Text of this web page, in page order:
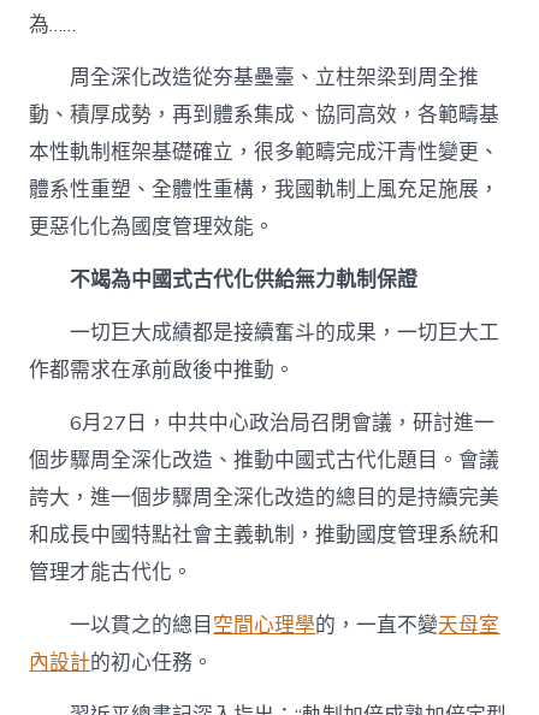
為……
周全深化改造從夯基壘臺、立柱架梁到周全推
動、積厚成勢，再到體系集成、協同高效，各範疇基
本性軌制框架基礎確立，很多範疇完成汗青性變更、
體系性重塑、全體性重構，我國軌制上風充足施展，
更惡化化為國度管理效能。
不竭為中國式古代化供給無力軌制保證
一切巨大成績都是接續奮斗的成果，一切巨大工
作都需求在承前啟後中推動。
6月27日，中共中心政治局召閉會議，研討進一
個步驟周全深化改造、推動中國式古代化題目。會議
誇大，進一個步驟周全深化改造的總目的是持續完美
和成長中國特點社會主義軌制，推動國度管理系統和
管理才能古代化。
一以貫之的總目 空間心理學的，一直不變天母室
內設計的初心任務。